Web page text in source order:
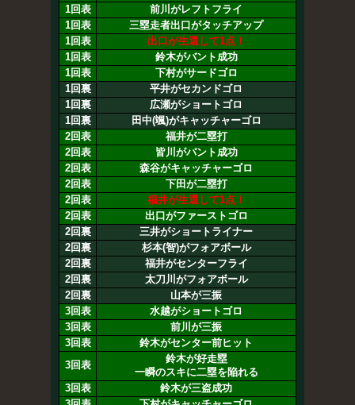
1回表
前川がレフトフライ
1回表
三塁走者出口がタッチアップ
1回表
出口が生還して1点！
1回表
鈴木がバント成功
1回表
下村がサードゴロ
1回裏
平井がセカンドゴロ
1回裏
広瀬がショートゴロ
1回裏
田中(颯)がキャッチャーゴロ
2回表
福井が二塁打
2回表
皆川がバント成功
2回表
森谷がキャッチャーゴロ
2回表
下田が二塁打
2回表
福井が生還して1点！
2回表
出口がファーストゴロ
2回裏
三井がショートライナー
2回裏
杉本(智)がフォアボール
2回裏
福井がセンターフライ
2回裏
太刀川がフォアボール
2回裏
山本が三振
3回表
水越がショートゴロ
3回表
前川が三振
3回表
鈴木がセンター前ヒット
3回表
鈴木が好走塁
一瞬のスキに二塁を陥れる
3回表
鈴木が三盗成功